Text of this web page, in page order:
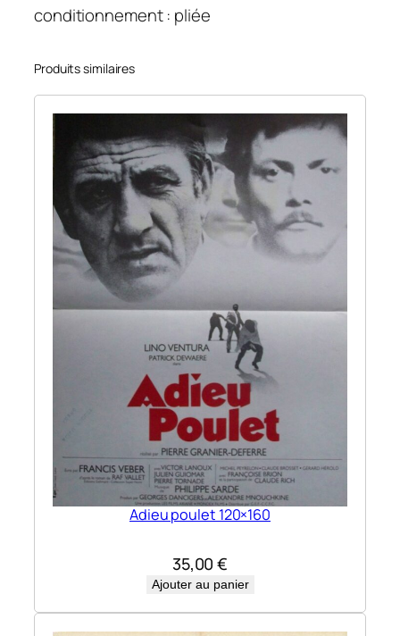
6
conditionnement : pliée
Produits similaires
Adieu poulet 120×160
35,00€
Ajouter au panier